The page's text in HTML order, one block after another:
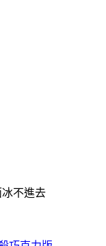
不進去